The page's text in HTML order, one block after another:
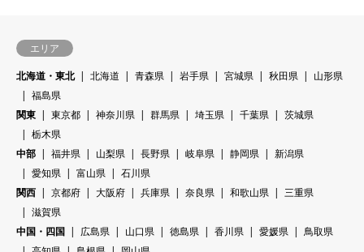
エリア
北海道・東北
北海道 青森県 岩手県 宮城県 秋田県
山形県
福島県
関東
東京都 神奈川県 群馬県 埼玉県 千葉県
茨城県
栃木県
中部
福井県 山梨県 長野県 岐阜県 静岡県
新潟県
愛知県
富山県
石川県
関西
京都府 大阪府 兵庫県 奈良県 和歌山県
三重県
滋賀県
中国・四国
広島県 山口県 徳島県 香川県 愛媛県
鳥取県